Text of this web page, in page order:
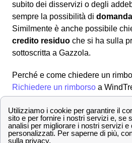
subito dei disservizi o degli
sempre la possibilità di
Similmente è anche possibile
credito residuo che si ha sulla
sottoscritta a Gazzola.
Perché e come chiedere un
Richiedere un rimborso a
procedura alquanto semplice e
svolta per molteplici ragioni, ad
fatturazioni errate
addebito ogni 28 giorni